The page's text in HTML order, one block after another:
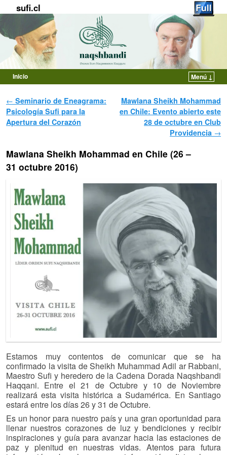
sufi.cl
Inicio
Menú ↓
Navegador de artículos
← Seminario de Eneagrama:
Psicología Sufi para la
Apertura del Corazón
Mawlana Sheikh Mohammad
en Chile: Evento abierto este
28 de octubre en Club
Providencia →
Mawlana Sheikh Mohammad en Chile (26 –
31 octubre 2016)
Estamos muy contentos de comunicar que se ha
confirmado la visita de Sheikh Muhammad Adil ar Rabbani,
Maestro Sufi y heredero de la Cadena Dorada Naqshbandi
Haqqani. Entre el 21 de Octubre y 10 de Noviembre
realizará esta visita histórica a Sudamérica. En Santiago
estará entre los días 26 y 31 de Octubre.
Es un honor para nuestro país y una gran oportunidad para
llenar nuestros corazones de luz y bendiciones y recibir
inspiraciones y guía para avanzar hacia las estaciones de
paz y plenitud en nuestras vidas. Atentos para futura